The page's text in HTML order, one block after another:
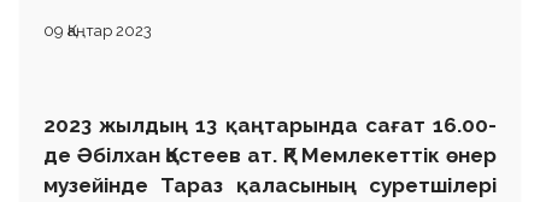
09 Қаңтар 2023
2023 жылдың 13 қаңтарында сағат 16.00-
де Әбілхан Қастеев ат. ҚР Мемлекеттік өнер
музейінде Тараз қаласының суретшілері